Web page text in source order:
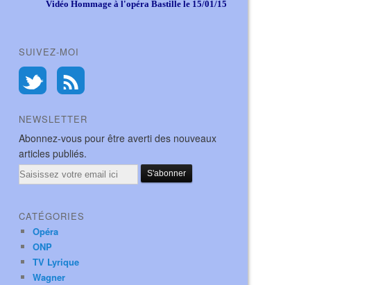
Vidéo Hommage à l'opéra Bastille le 15/01/15
SUIVEZ-MOI
NEWSLETTER
Abonnez-vous pour être averti des nouveaux
articles publiés.
Email
CATÉGORIES
Opéra
ONP
TV Lyrique
Wagner